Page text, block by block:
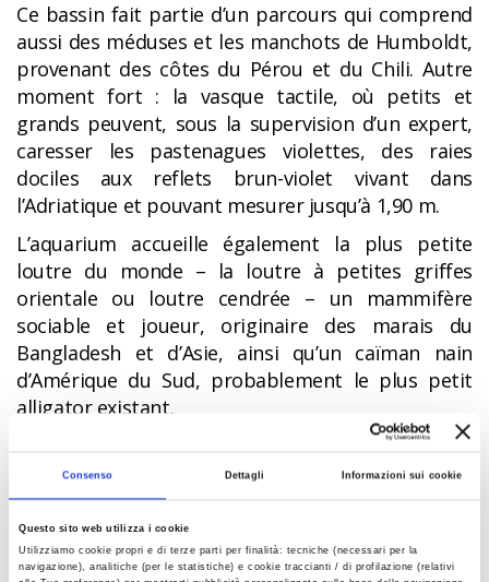
Consenso Dettagli Informazioni sui cookie
Questo sito web utilizza i cookie
Utilizziamo cookie propri e di terze parti per finalità: tecniche (necessari per la
navigazione), analitiche (per le statistiche) e cookie traccianti / di profilazione (relativi
Ce bassin fait partie d’un parcours qui comprend
aussi des méduses et les manchots de Humboldt,
provenant des côtes du Pérou et du Chili. Autre
moment fort : la vasque tactile, où petits et
grands peuvent, sous la supervision d’un expert,
caresser les pastenagues violettes, des raies
dociles aux reflets brun-violet vivant dans
l’Adriatique et pouvant mesurer jusqu’à 1,90 m.
L’aquarium accueille également la plus petite
loutre du monde – la loutre à petites griffes
orientale ou loutre cendrée – un mammifère
sociable et joueur, originaire des marais du
Bangladesh et d’Asie, ainsi qu’un caïman nain
d’Amérique du Sud, probablement le plus petit
alligator existant.
Un parcours spécifique est consacré aux espèces
amphibies et terrestres, avec
reptiles, insectes
et amphibiens exotiques, comme les
caméléons, les geckos et les iguanes aux couleurs
éclatantes.